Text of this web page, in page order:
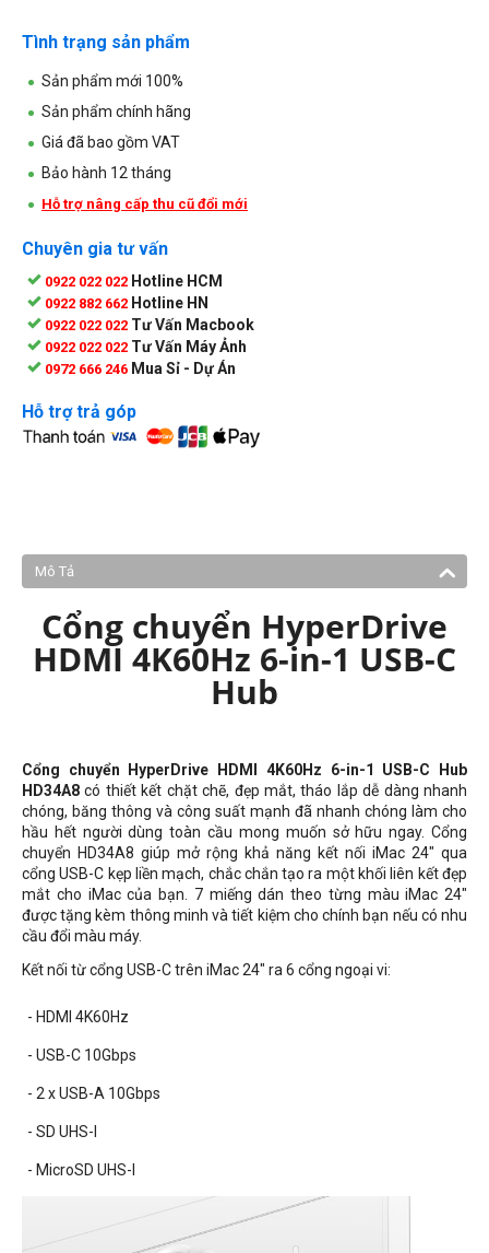
Tình trạng sản phẩm
Sản phẩm mới 100%
Sản phẩm chính hãng
Giá đã bao gồm VAT
Bảo hành 12 tháng
Hỗ trợ nâng cấp thu cũ đổi mới
Chuyên gia tư vấn
0922 022 022 Hotline HCM
0922 882 662 Hotline HN
0922 022 022 Tư Vấn Macbook
0922 022 022 Tư Vấn Máy Ảnh
0972 666 246 Mua Sỉ - Dự Án
Hỗ trợ trả góp
Mô Tả
Cổng chuyển HyperDrive
HDMI 4K60Hz 6-in-1 USB-C
Hub
Cổng chuyển HyperDrive HDMI 4K60Hz 6-in-1 USB-C Hub
HD34A8 có thiết kết chặt chẽ, đẹp mắt, tháo lắp dễ dàng nhanh
chóng, băng thông và công suất mạnh đã nhanh chóng làm cho
hầu hết người dùng toàn cầu mong muốn sở hữu ngay. Cổng
chuyển HD34A8 giúp mở rộng khả năng kết nối iMac 24" qua
cổng USB-C kẹp liền mạch, chắc chắn tạo ra một khối liên kết đẹp
mắt cho iMac của bạn. 7 miếng dán theo từng màu iMac 24"
được tặng kèm thông minh và tiết kiệm cho chính bạn nếu có nhu
cầu đổi màu máy.
Kết nối từ cổng USB-C trên iMac 24″ ra 6 cổng ngoại vi:
- HDMI 4K60Hz
- USB-C 10Gbps
- 2 x USB-A 10Gbps
- SD UHS-I
- MicroSD UHS-I